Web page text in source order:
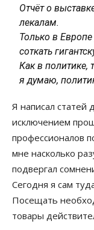
Отчёт о
лекалам.
Только в
соткать
Как в политике,
я думаю,
Я написал статей
исключением
профессионалов
мне насколько
подвергал
Сегодня я сам
Посещать
товары